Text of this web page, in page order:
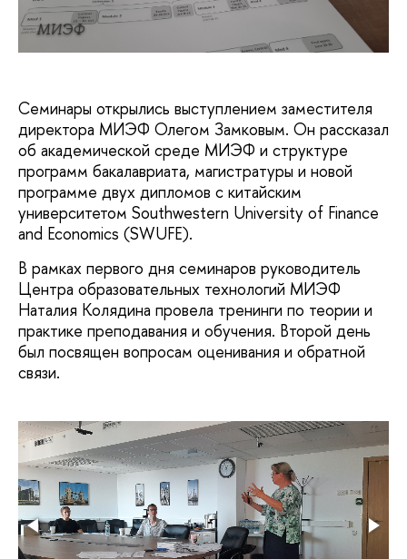
МИЭФ
Семинары открылись выступлением заместителя
директора МИЭФ Олегом Замковым. Он рассказал
об академической среде МИЭФ и структуре
программ бакалавриата, магистратуры и новой
программе двух дипломов с китайским
университетом Southwestern University of Finance
and Economics (SWUFE).
В рамках первого дня семинаров руководитель
Центра образовательных технологий МИЭФ
Наталия Колядина провела тренинги по теории и
практике преподавания и обучения. Второй день
был посвящен вопросам оценивания и обратной
связи.